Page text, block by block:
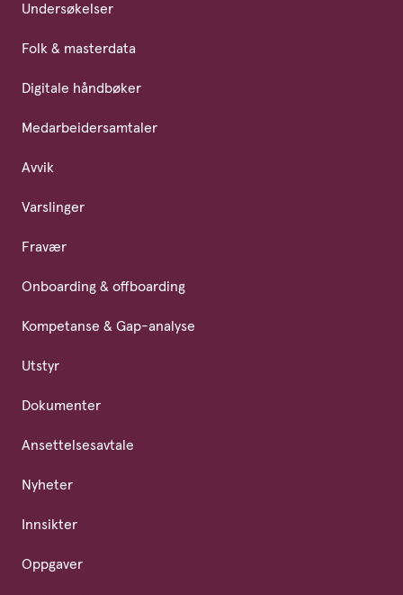
Undersøkelser
Folk & masterdata
Digitale håndbøker
Medarbeidersamtaler
Avvik
Varslinger
Fravær
Onboarding & offboarding
Kompetanse & Gap-analyse
Utstyr
Dokumenter
Ansettelsesavtale
Nyheter
Innsikter
Oppgaver